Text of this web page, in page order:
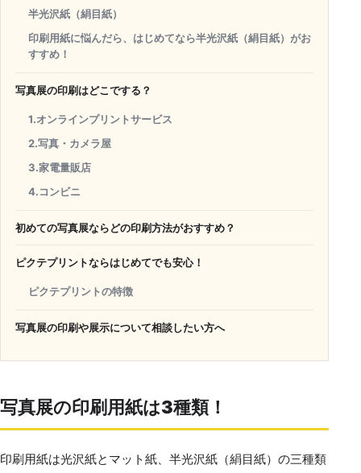
半光沢紙（絹目紙）
印刷用紙に悩んだら、はじめてなら半光沢紙（絹目紙）がお
すすめ！
写真展の印刷はどこでする？
1.オンラインプリントサービス
2.写真・カメラ屋
3.家電量販店
4.コンビニ
初めての写真展ならどの印刷方法がおすすめ？
ピクテプリントならはじめてでも安心！
ピクテプリントの特徴
写真展の印刷や展示について相談したい方へ
写真展の印刷用紙は3種類！
印刷用紙は光沢紙とマット紙、半光沢紙（絹目紙）の三種類